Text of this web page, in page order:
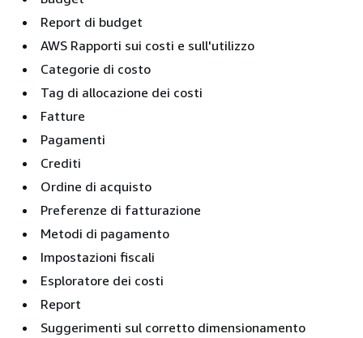
Report di budget
AWS Rapporti sui costi e sull'utilizzo
Categorie di costo
Tag di allocazione dei costi
Fatture
Pagamenti
Crediti
Ordine di acquisto
Preferenze di fatturazione
Metodi di pagamento
Impostazioni fiscali
Esploratore dei costi
Report
Suggerimenti sul corretto dimensionamento